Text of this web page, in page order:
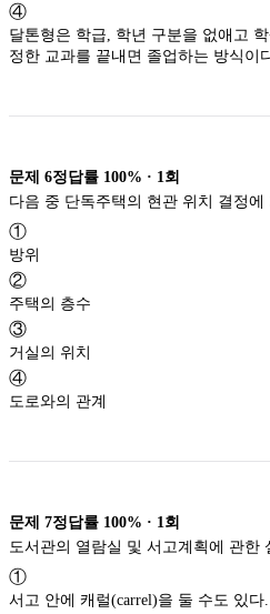
④
달톤형은 학급, 학년 구분을 없애고 학생들은 각자의 능력에
정한 교과를 끝내면 졸업하는 방식이
문제 6정답률 100% · 1 회
①
방위
②
주택의 층수
③
거실의 위치
④
도로와의 관계
문제 7정답률 100% · 1 회
①
서고 안에 캐럴(carrel)을 둘 수도 있다.